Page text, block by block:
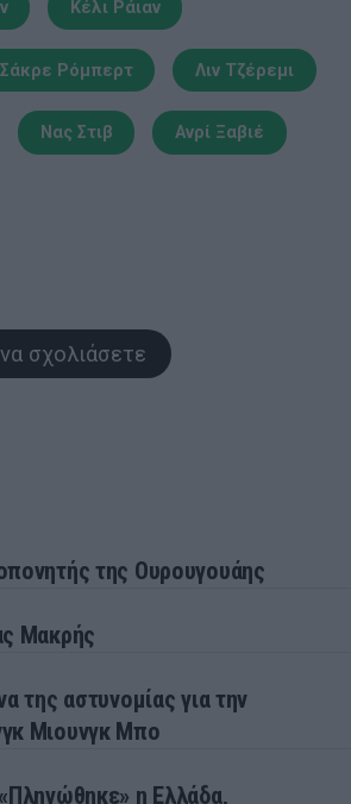
Κέλι Ράιαν
Σάκρε Ρόμπερτ Λιν Τζέρεμι
Νας Στιβ Ανρί Ξαβιέ
σχολιάσετε
της Ουρουγουάης
Μακρής
της αστυνομίας για την
Μιουνγκ Μπo
η Ελλάδα,